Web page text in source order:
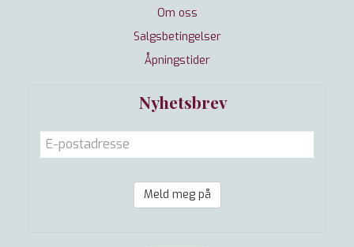
Om oss
Salgsbetingelser
Åpningstider
Nyhetsbrev
Meld meg på